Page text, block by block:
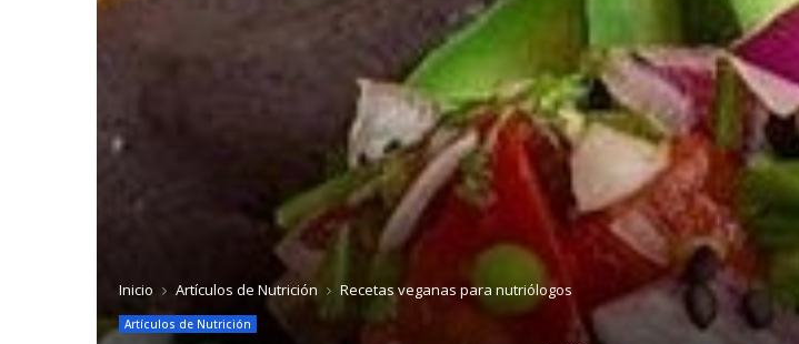
Inicio Artículos de Nutrición Recetas veganas para nutriólogos
Artículos de Nutrición